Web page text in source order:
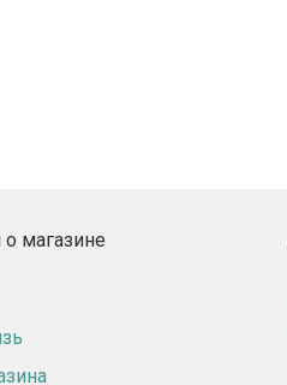
магазине